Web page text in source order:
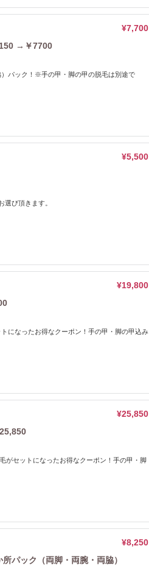
¥7,700
→￥7700
パック！※手の甲・脚の甲の脱毛は別途で
¥5,500
選び頂きます。
¥19,800
になったお得なクーポン！手の甲・脚の甲込み
¥25,850
がセットになったお得なクーポン！手の甲・脚
¥8,250
所パック（両脚・両腕・両脇）